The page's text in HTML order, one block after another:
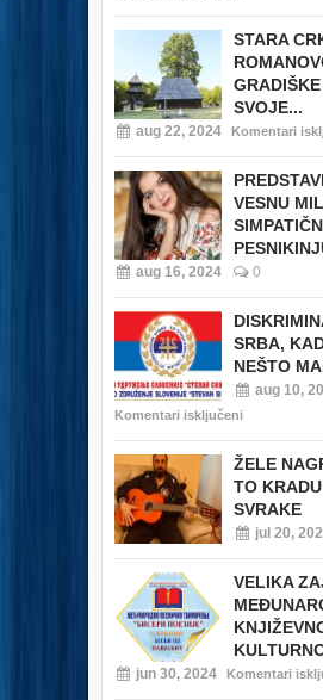
STARA
SVOJE...
aug 22, 2024 Komentari
VESNU
aug 16, 2024 0
SRBA,
NEŠTO
aug 10,
Komentari isključeni
ŽELE
TO
SVRAKE
jul 20,
VELIKA
jun 30, 2024 Komentari